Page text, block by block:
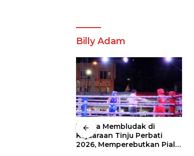
Billy Adam
Warga Membludak di
Kejuaraan Tinju Perbati
2026, Memperebutkan Piala